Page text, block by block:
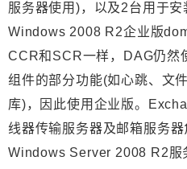
服务器使用)，以及2台用于安
Windows 2008 R2企业版
CCR和SCR一样，DAG仍然
组件的部分功能(如心跳、文
库)，因此使用企业版。
线器传输服务器及邮箱服务
Windows Server 2008 R2服